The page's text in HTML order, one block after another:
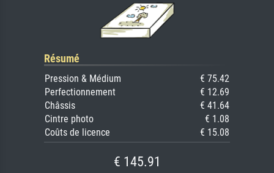
Résumé
Pression & Médium
€ 75.42
Perfectionnement
€ 12.69
Châssis
€ 41.64
Cintre photo
€ 1.08
Coûts de licence
€ 15.08
€ 145.91